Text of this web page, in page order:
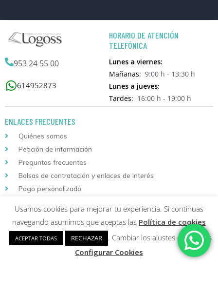
953 24 55 00
614952873
HORARIO DE ATENCIÓN
TELEFÓNICA
Lunes a viernes:
Mañanas: 9:00 h - 13:30 h
Lunes a jueves:
Tardes: 16:00 h - 19:00 h
ENLACES FRECUENTES
Quiénes somos
Petición de información
Preguntas frecuentes
Bolsas de contratación y enlaces de interés
Pago personalizado
INFORMACIÓN DE COMPRA
Localizador de envíos
Instrucciones de matriculación
Usamos cookies para mejorar tu experiencia. Si continuas
navegando asumimos que aceptas las Política de cookies
ACEPTAR TODAS RECHAZAR
. Cambiar los ajustes de cookies
Configurar Cookies